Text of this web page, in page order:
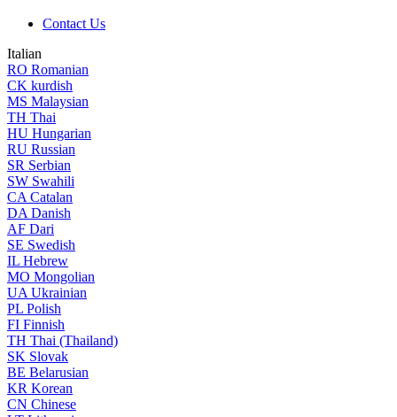
Contact Us
Italian
RO Romanian
CK kurdish
MS Malaysian
TH Thai
HU Hungarian
RU Russian
SR Serbian
SW Swahili
CA Catalan
DA Danish
AF Dari
SE Swedish
IL Hebrew
MO Mongolian
UA Ukrainian
PL Polish
FI Finnish
TH Thai (Thailand)
SK Slovak
BE Belarusian
KR Korean
CN Chinese